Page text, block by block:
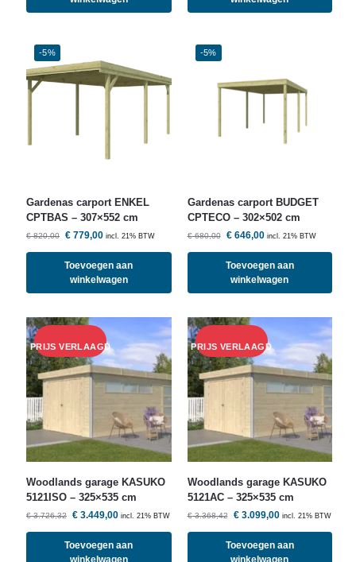
-5%
Gardenas carport ENKEL
CPTBAS – 307×552 cm
€820,00 € 779,00 incl. 21% BTW
Toevoegen aan
winkelwagen
-5%
Gardenas carport BUDGET
CPTECO – 302×502 cm
€680,00 €646,00 incl. 21% BTW
Toevoegen aan
winkelwagen
Woodlands garage KASUKO
5121ISO – 325×535 cm
€3.726,32 € 3.449,00 incl. 21% BTW
Toevoegen aan
Woodlandsgarage KASUKO
5121AC – 325×535 cm
€3.368,42 €3.099,00 incl. 21% BTW
Toevoegen aan